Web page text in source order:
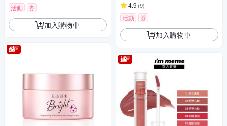
活動 券
加入購物車
4.9 (9)
活動 券
加入購物車